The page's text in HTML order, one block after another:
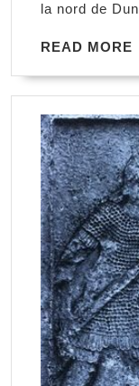
la nord de
READ MORE